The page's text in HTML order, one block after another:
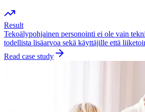
Result
Tekoälypohjainen personointi ei ole vain
todellista lisäarvoa sekä käyttäjille että
Read case study